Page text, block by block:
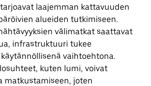
laajemman kattavuuden
alueiden tutkimiseen.
välimatkat saattavat
infrastruktuuri tukee
vaihtoehtona.
kuten lumi, voivat
matkustamiseen, joten